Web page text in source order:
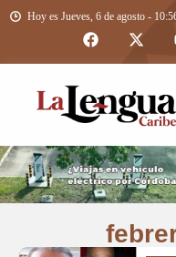
Hoy es Jueves, 6 de agosto -